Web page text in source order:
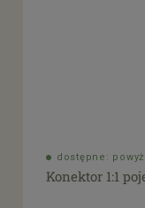
dostępne:
Konektor 1:1